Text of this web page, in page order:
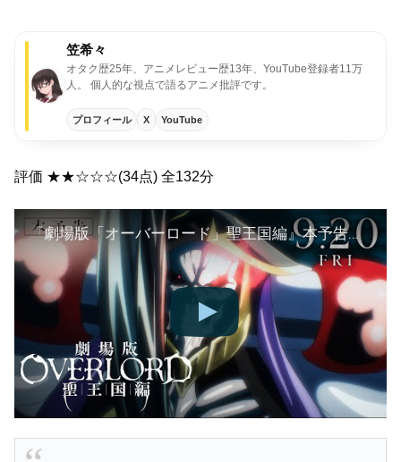
笠希々
オタク歴25年、アニメレビュー歴13年、YouTube登録者11万
人。 個人的な視点で語るアニメ批評です。
プロフィール X YouTube
評価 ★★☆☆☆(34点) 全132分
『劇場版「オーバーロード」聖王国編』本予告｜9月20日(金)全国ロードショー